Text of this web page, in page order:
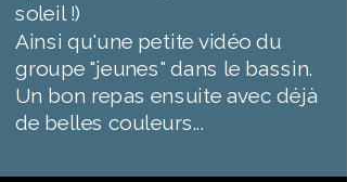
soleil !)
Ainsi qu'une petite vidéo du
groupe "jeunes" dans le bassin.
Un bon repas ensuite avec déjà
de belles couleurs...